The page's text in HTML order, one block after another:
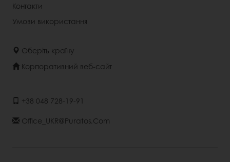
Контакти
Умови використання
Оберіть країну
Корпоративний веб-сайт
+38 048 728-19-91
Office_UKR@puratos.com